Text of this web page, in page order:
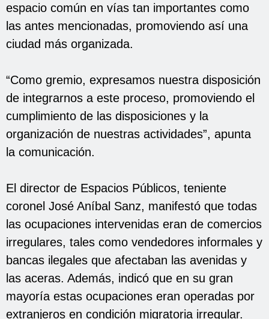
espacio común en vías tan importantes como
las antes mencionadas, promoviendo así una
ciudad más organizada.
“Como gremio, expresamos nuestra disposición
de integrarnos a este proceso, promoviendo el
cumplimiento de las disposiciones y la
organización de nuestras actividades”, apunta
la comunicación.
El director de Espacios Públicos, teniente
coronel José Aníbal Sanz, manifestó que todas
las ocupaciones intervenidas eran de comercios
irregulares, tales como vendedores informales y
bancas ilegales que afectaban las avenidas y
las aceras. Además, indicó que en su gran
mayoría estas ocupaciones eran operadas por
extranjeros en condición migratoria irregular.